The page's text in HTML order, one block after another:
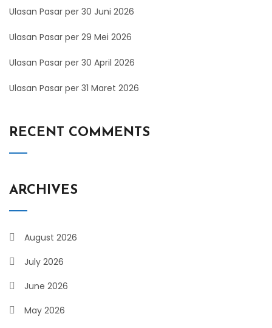
Ulasan Pasar per 30 Juni 2026
Ulasan Pasar per 29 Mei 2026
Ulasan Pasar per 30 April 2026
Ulasan Pasar per 31 Maret 2026
RECENT COMMENTS
ARCHIVES
August 2026
July 2026
June 2026
May 2026